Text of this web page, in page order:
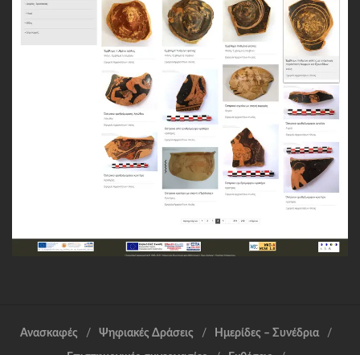
Ανασκαφές Ψηφιακές Δράσεις Ημερίδες – Συνέδρια